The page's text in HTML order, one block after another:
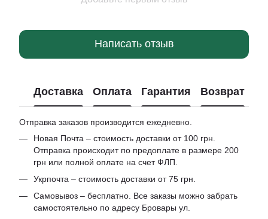
Написать отзыв
Доставка Оплата Гарантия Возврат
Отправка заказов производится ежедневно.
Новая Почта – стоимость доставки от 100 грн.
Отправка происходит по предоплате в размере 200
грн или полной оплате на счет ФЛП.
Укрпочта – стоимость доставки от 75 грн.
Самовывоз – бесплатно. Все заказы можно забрать
самостоятельно по адресу Бровары ул.